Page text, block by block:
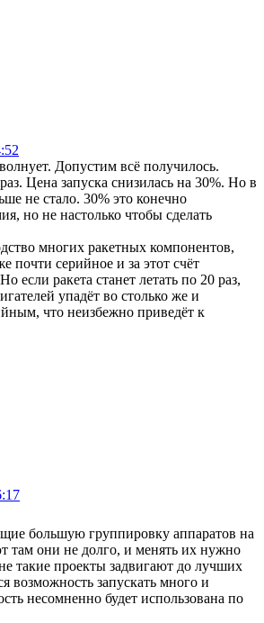
Допустим всё получилось.
Цена запуска снизилась на 30%. Но в
не стало. 30% это конечно
но не настолько чтобы сделать
многих ракетных компонентов,
почти серийное и за этот счёт
если ракета станет летать по 20 раз,
упадёт во столько же и
что неизбежно приведёт к
большую группировку аппаратов на
там они не долго, и менять их нужно
такие проекты задвигают до лучших
возможность запускать много и
несомненно будет использована по